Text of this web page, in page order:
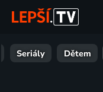
Seriály Dětem